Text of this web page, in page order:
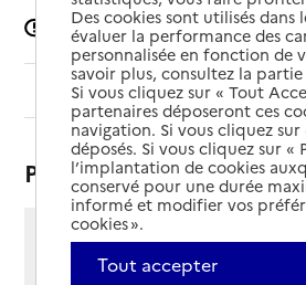
Signaler une erreur
Sommaire
Présentation
165 avenue raoul follereau
69550 - Amplepuis
Des cookies sont utilisés
évaluer la performance des
personnalisée en fonction de
savoir plus, consultez la
Si vous cliquez sur « Tout
partenaires déposeront ces
navigation. Si vous cliquez
déposés. Si vous cliquez sur
l’implantation de cookies
conservé pour une durée
informé et modifier vos
cookies ».
Tout accepter